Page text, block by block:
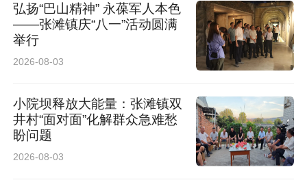
弘扬“巴山精神” 永葆军人本色
——张滩镇庆“八一”活动圆满
举行
2026-08-03
小院坝释放大能量：张滩镇双
井村“面对面”化解群众急难愁
盼问题
2026-08-03